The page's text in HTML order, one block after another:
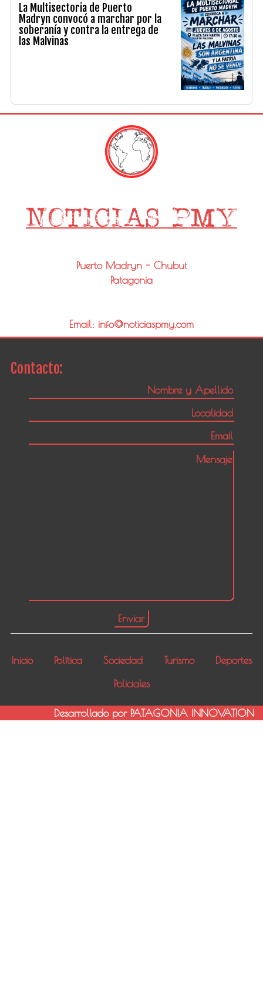
La Multisectoria de Puerto
Madryn convocó a marchar por la
soberanía y contra la entrega de
las Malvinas
Puerto Madryn - Chubut
Patagonia
Email: info@noticiaspmy.com
Contacto:
Inicio Política Sociedad Turismo
Deportes
Policiales
Desarrollado por PATAGONIA INNOVATION